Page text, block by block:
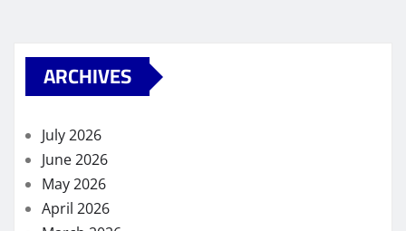
ARCHIVES
July 2026
June 2026
May 2026
April 2026